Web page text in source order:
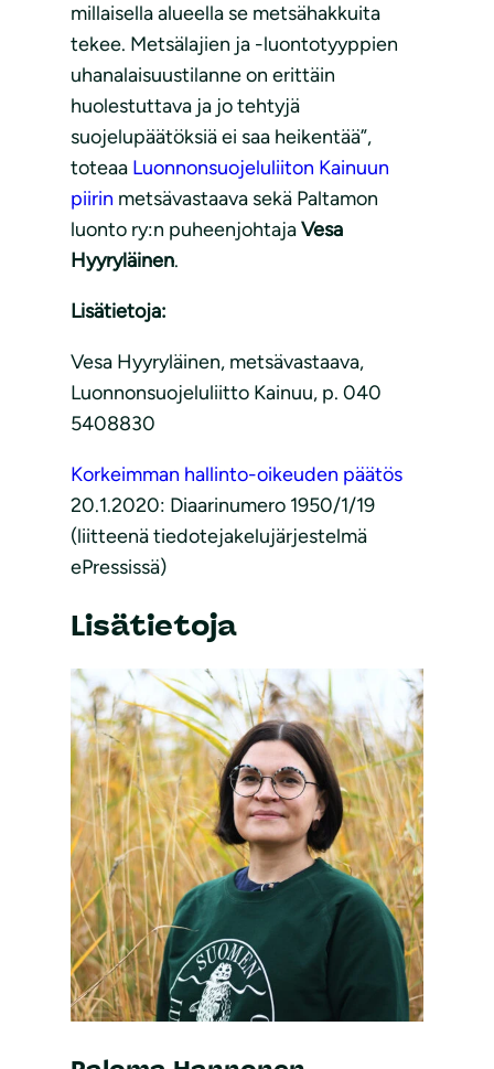
millaisella alueella se metsähakkuita
tekee. Metsälajien ja -luontotyyppien
uhanalaisuustilanne on erittäin
huolestuttava ja jo tehtyjä
suojelupäätöksiä ei saa heikentää”,
toteaa Luonnonsuojeluliiton Kainuun
piirin metsävastaava sekä Paltamon
luonto ry:n puheenjohtajaVesa
Hyyryläinen.
Lisätietoja:
Vesa Hyyryläinen, metsävastaava,
Luonnonsuojeluliitto Kainuu, p. 040
5408830
Korkeimman hallinto-oikeuden päätös
20.1.2020: Diaarinumero 1950/1/19
(liitteenä tiedotejakelujärjestelmä
ePressissä)
Lisätietoja